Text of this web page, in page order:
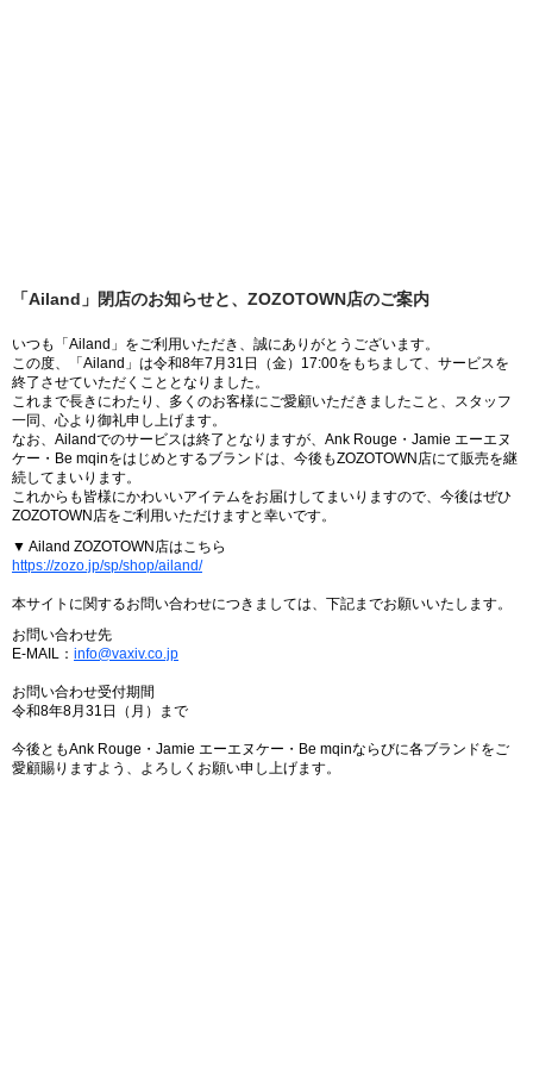
「Ailand」閉店のお知らせと、ZOZOTOWN店のご案内
いつも「Ailand」をご利用いただき、誠にありがとうございます。
この度、「Ailand」は令和8年7月31日（金）17:00をもちまして、サービスを
終了させていただくこととなりました。
これまで長きにわたり、多くのお客様にご愛顧いただきましたこと、スタッフ
一同、心より御礼申し上げます。
なお、Ailandでのサービスは終了となりますが、Ank Rouge・Jamie エーエヌ
ケー・Be mqinをはじめとするブランドは、今後もZOZOTOWN店にて販売を継
続してまいります。
これからも皆様にかわいいアイテムをお届けしてまいりますので、今後はぜひ
ZOZOTOWN店をご利用いただけますと幸いです。
▼ Ailand ZOZOTOWN店はこちら
https://zozo.jp/sp/shop/ailand/
本サイトに関するお問い合わせにつきましては、下記までお願いいたします。
お問い合わせ先
E-MAIL： info@vaxiv.co.jp
お問い合わせ受付期間
令和8年8月31日（月）まで
今後ともAnk Rouge・Jamie エーエヌケー・Be mqinならびに各ブランドをご
愛顧賜りますよう、よろしくお願い申し上げます。